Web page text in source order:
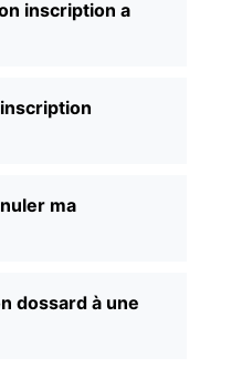
inscription a
ma
dossard à une